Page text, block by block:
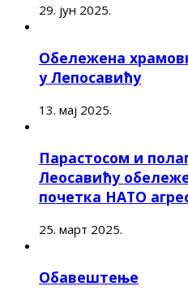
29. јун 2025.
Обележена
у Лепосавићу
13. мај 2025.
Парастосом и
Леосавићу
почетка НАТО
25. март 2025.
Обавештење